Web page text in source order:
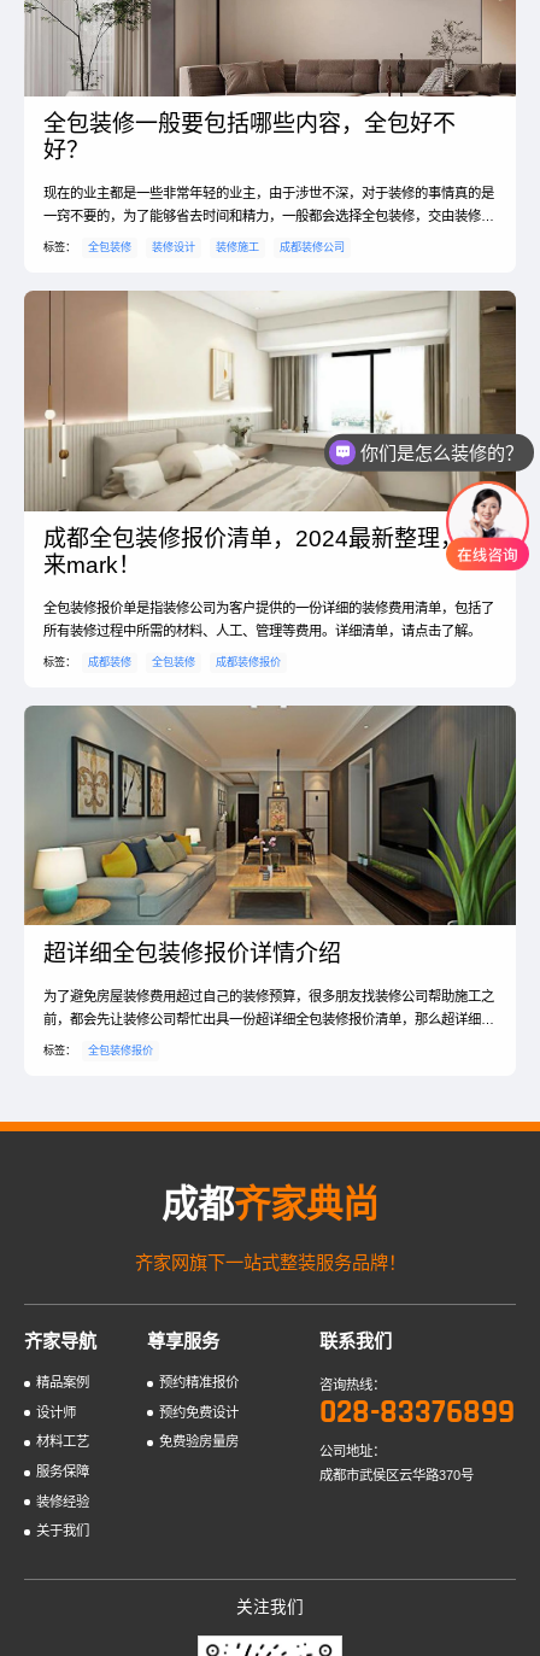
全包装修一般要包括哪些内容，全包好不
好？
现在的业主都是一些非常年轻的业主，由于涉世不深，对于装修的事情真的是
一窍不要的，为了能够省去时间和精力，一般都会选择全包装修，交由装修公
司一律负责，而业主只负责出钱就可以了，等工期完成就可以入住。那么，全
用户，选择全包装修是非常正确的，下面一起看看全包装修的...
标签： 全包装修 装修设计 装修施工 成都装修公司
成都全包装修报价清单，2024最新整理，快
来mark！
全包装修报价单是指装修公司为客户提供的一份详细的装修费用清单，包括了
所有装修过程中所需的材料、人工、管理等费用。详细清单，请点击了解。
标签： 成都装修 全包装修 成都装修报价
超详细全包装修报价详情介绍
为了避免房屋装修费用超过自己的装修预算，很多朋友找装修公司帮助施工之
前，都会先让装修公司帮忙出具一份超详细全包装修报价清单，那么超详细全
包装修报价是怎样的呢？
标签： 全包装修报价
成都齐家典尚
齐家网旗下一站式整装服务品牌！
齐家导航
精品案例
设计师
材料工艺
服务保障
装修经验
关于我们
尊享服务
预约精准报价
预约免费设计
免费验房量房
联系我们
咨询热线：
028-83376899
公司地址：
成都市武侯区云华路370号
关注我们
你们是怎么装修的？